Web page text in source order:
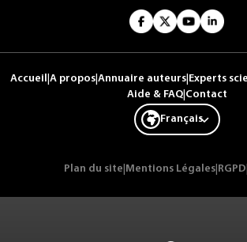
Accueil A propos Annuaire auteurs Experts
Aide & FAQ| Contact
Français
Plan du site Mentions Légales RGPD